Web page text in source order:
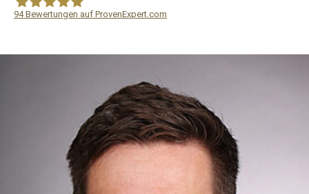
94Bewertungen auf ProvenExpert.com